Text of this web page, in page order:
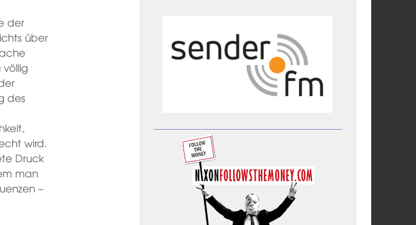
der
über
völlig
des
wird.
Druck
man
–